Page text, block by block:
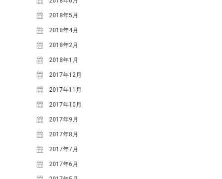
2018年5月
2018年4月
2018年2月
2018年1月
2017年12月
2017年11月
2017年10月
2017年9月
2017年8月
2017年7月
2017年6月